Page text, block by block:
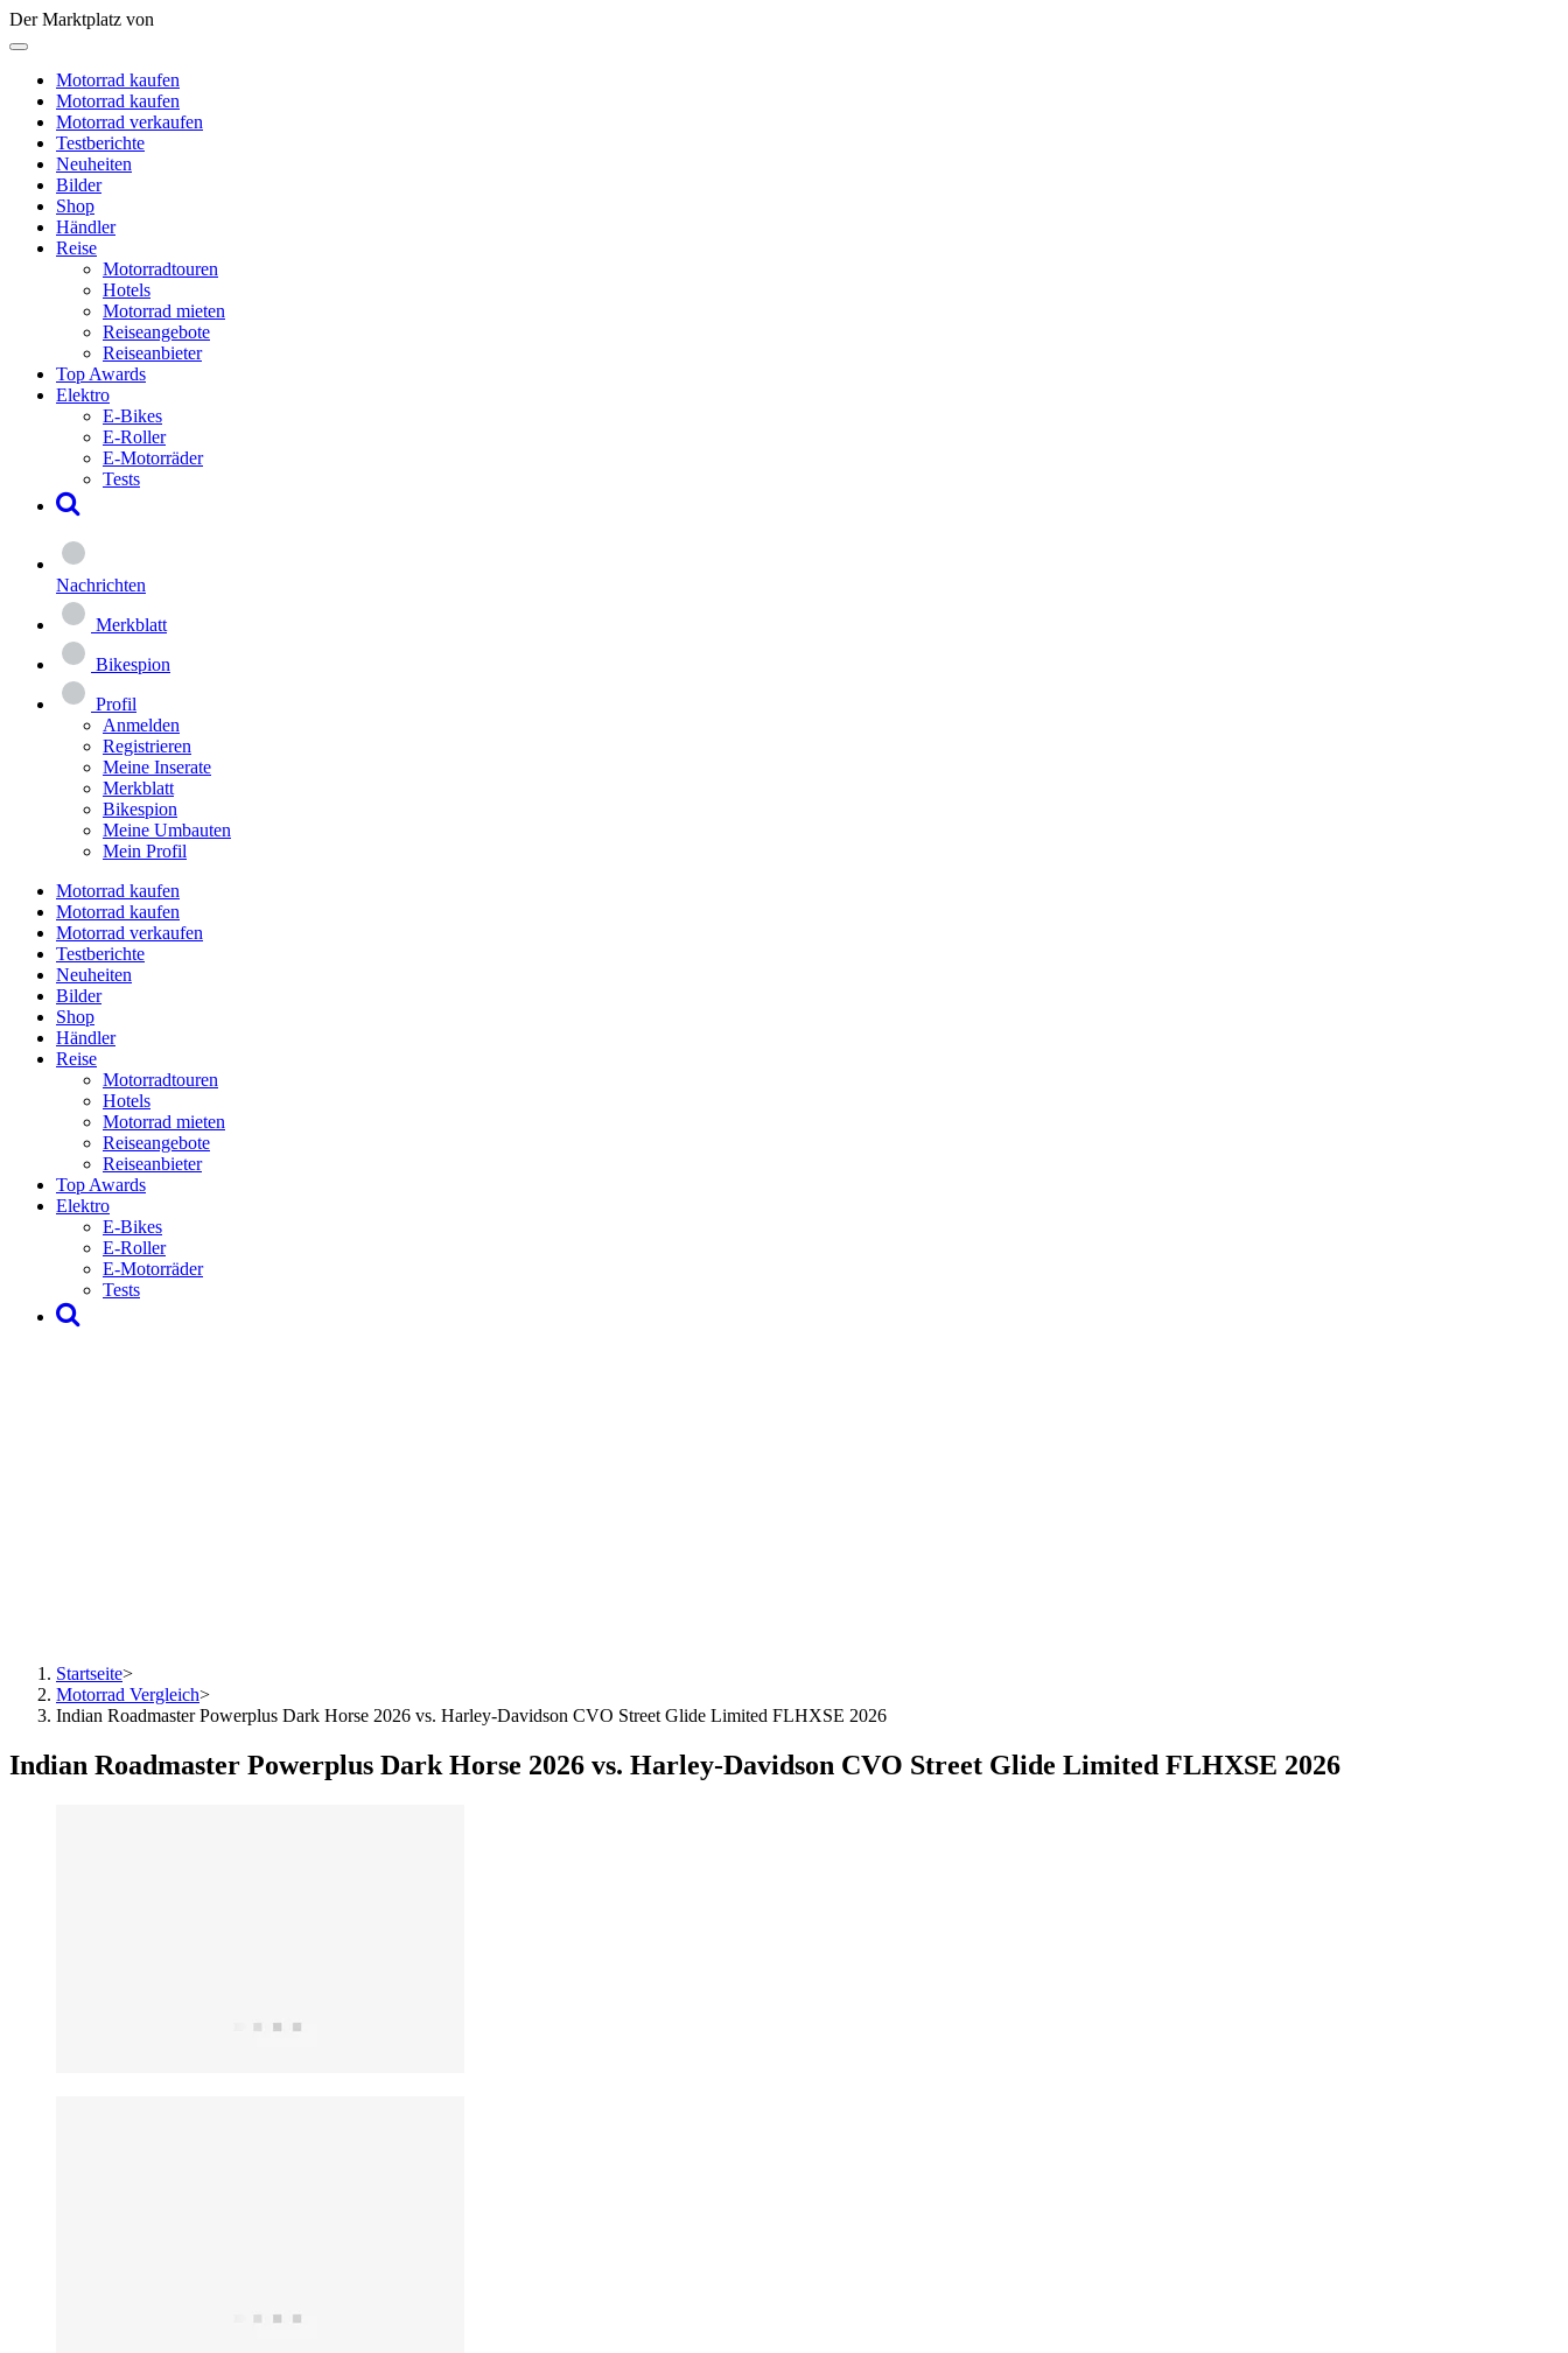
Der Marktplatz von
Motorrad kaufen
Motorrad kaufen
Motorrad verkaufen
Testberichte
Neuheiten
Bilder
Shop
Händler
Reise
Motorradtouren
Hotels
Motorrad mieten
Reiseangebote
Reiseanbieter
Top Awards
Elektro
E-Bikes
E-Roller
E-Motorräder
Tests
Nachrichten
Merkblatt
Bikespion
Profil
Anmelden
Registrieren
Meine Inserate
Merkblatt
Bikespion
Meine Umbauten
Mein Profil
Motorrad kaufen
Motorrad kaufen
Motorrad verkaufen
Testberichte
Neuheiten
Bilder
Shop
Händler
Reise
Motorradtouren
Hotels
Motorrad mieten
Reiseangebote
Reiseanbieter
Top Awards
Elektro
E-Bikes
E-Roller
E-Motorräder
Tests
Startseite>
Motorrad Vergleich>
Indian Roadmaster Powerplus Dark Horse 2026 vs. Harley-Davidson CVO Street Glide Limited FLHXSE 2026
Indian Roadmaster Powerplus Dark Horse 2026 vs. Harley-Davidson CVO Street Glide Limited FLHXSE 2026